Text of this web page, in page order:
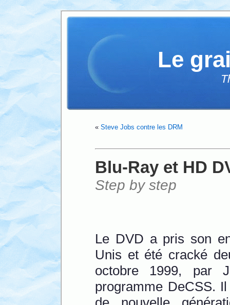
Le
« Steve Jobs contre les DRM
Blu-Ray et HD
Step by step
Le DVD a pris son
Unis et été cracké
octobre 1999, par
programme DeCSS.